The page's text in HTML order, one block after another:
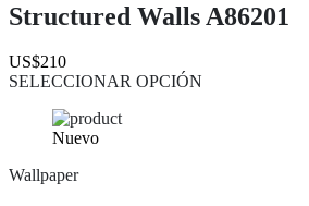
Structured Walls A86201
US$210
SELECCIONAR OPCIÓN
Nuevo
Wallpaper